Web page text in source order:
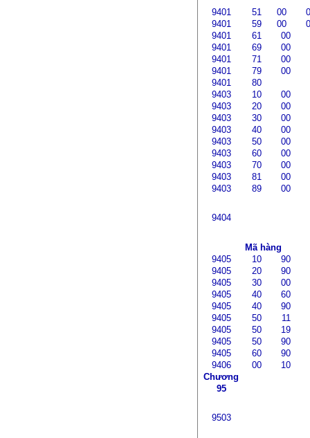
9401
51 00
9401
59 00
9401
61
00
9401
69
00
9401
71
00
9401
79
00
9401
80
9403
10
00
9403
20
00
9403
30
00
9403
40
00
9403
50
00
9403
60
00
9403
70
00
9403
81
00
9403
89 00
9404
Mã hàng
9405
10
90
9405
20
90
9405
30
00
9405
40
60
9405
40
90
9405
50
11
9405
50
19
9405
50
90
9405
60
90
9406
00
10
Chương
95
9503